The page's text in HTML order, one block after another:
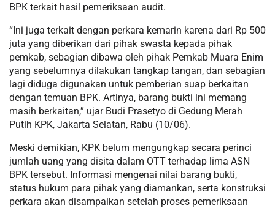
BPK terkait hasil pemeriksaan audit.
“Ini juga terkait dengan perkara kemarin karena dari Rp 500
juta yang diberikan dari pihak swasta kepada pihak
pemkab, sebagian dibawa oleh pihak Pemkab Muara Enim
yang sebelumnya dilakukan tangkap tangan, dan sebagian
lagi diduga digunakan untuk pemberian suap berkaitan
dengan temuan BPK. Artinya, barang bukti ini memang
masih berkaitan,” ujar Budi Prasetyo di Gedung Merah
Putih KPK, Jakarta Selatan, Rabu (10/06).
Meski demikian, KPK belum mengungkap secara perinci
jumlah uang yang disita dalam OTT terhadap lima ASN
BPK tersebut. Informasi mengenai nilai barang bukti,
status hukum para pihak yang diamankan, serta konstruksi
perkara akan disampaikan setelah proses pemeriksaan